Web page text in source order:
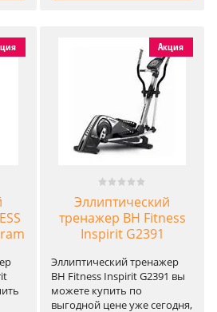
Акция
Эллиптический
тренажер BH Fitness
Inspirit G2391
Эллиптический тренажер
BH Fitness Inspirit G2391 вы
можете купить по
выгодной цене уже сегодня,